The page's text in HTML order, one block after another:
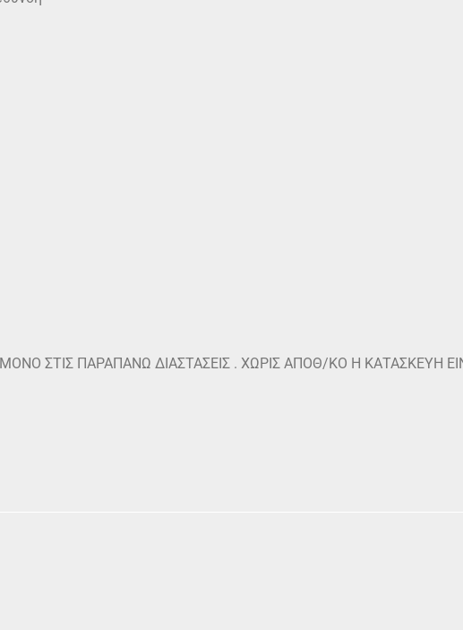
ΣΤΙΣ ΠΑΡΑΠΑΝΩ ΔΙΑΣΤΑΣΕΙΣ . ΧΩΡΙΣ ΑΠΟΘ/ΚΟ Η ΚΑΤΑΣΚΕΥΗ